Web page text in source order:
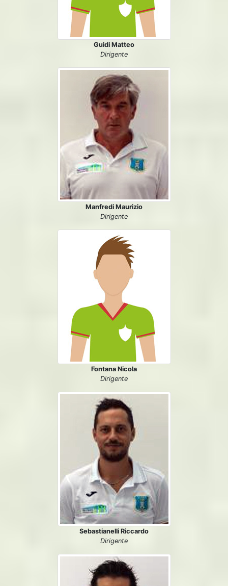
Guidi Matteo
Dirigente
Manfredi Maurizio
Dirigente
Fontana Nicola
Dirigente
Sebastianelli Riccardo
Dirigente